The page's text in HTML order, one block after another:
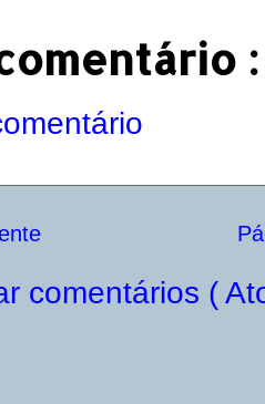
:
comentários (